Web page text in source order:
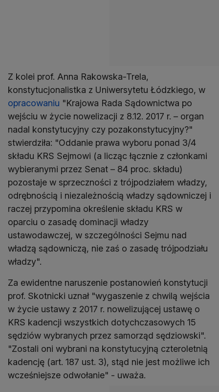
Z kolei prof. Anna Rakowska-Trela,
konstytucjonalistka z Uniwersytetu Łódzkiego, w
opracowaniu "Krajowa Rada Sądownictwa po
wejściu w życie nowelizacji z 8.12. 2017 r. – organ
nadal konstytucyjny czy pozakonstytucyjny?"
stwierdziła: "Oddanie prawa wyboru ponad 3/4
składu KRS Sejmowi (a licząc łącznie z członkami
wybieranymi przez Senat – 84 proc. składu)
pozostaje w sprzeczności z trójpodziałem władzy,
odrębnością i niezależnością władzy sądowniczej i
raczej przypomina określenie składu KRS w
oparciu o zasadę dominacji władzy
ustawodawczej, w szczególności Sejmu nad
władzą sądowniczą, nie zaś o zasadę trójpodziału
władzy".
Za ewidentne naruszenie postanowień konstytucji
prof. Skotnicki uznał "wygaszenie z chwilą wejścia
w życie ustawy z 2017 r. nowelizującej ustawę o
KRS kadencji wszystkich dotychczasowych 15
sędziów wybranych przez samorząd sędziowski".
"Zostali oni wybrani na konstytucyjną czteroletnią
kadencję (art. 187 ust. 3), stąd nie jest możliwe ich
wcześniejsze odwołanie" - uważa.